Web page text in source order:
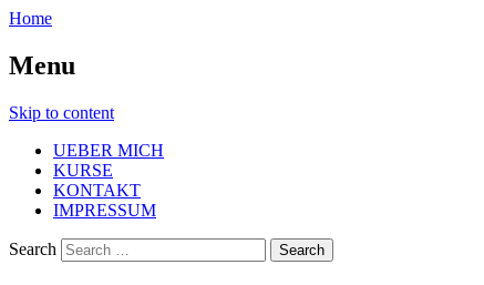
Home
Menu
Skip to content
UEBER MICH
KURSE
KONTAKT
IMPRESSUM
Search